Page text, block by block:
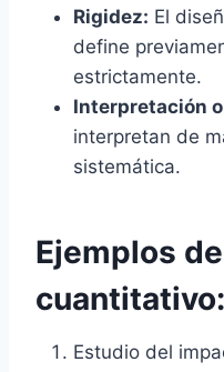
Rigidez: El
define
estrictamente.
Interpretación
interpretan de
sistemática.
Ejemplos
cuantitativo:
Estudio del